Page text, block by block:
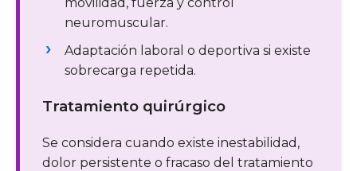
neuromuscular.
Adaptación laboral o deportiva si existe
sobrecarga repetida.
Tratamiento quirúrgico
Se considera cuando existe inestabilidad,
dolor persistente o fracaso del tratamiento